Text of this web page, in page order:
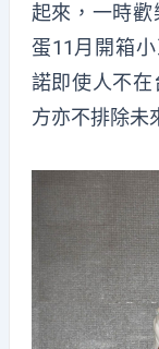
起來，一時
蛋11月開箱
諾即使人不
方亦不排除未